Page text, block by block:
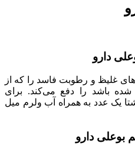
دارو
غلیظ و رطوبت فاسد را که از
باشد را دفع می‌کند. برای
یک عدد به همراه آب ولرم میل
بوعلی دارو